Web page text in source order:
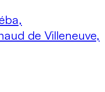
de Villeneuve,